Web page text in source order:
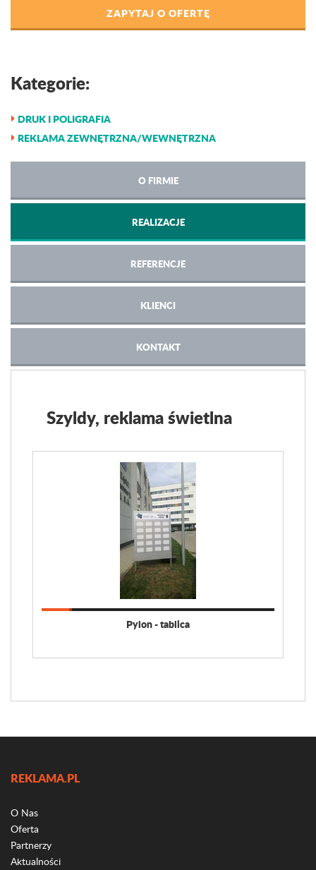
ZAPYTAJ O OFERTĘ
Kategorie:
DRUK I POLIGRAFIA
REKLAMA ZEWNĘTRZNA/WEWNĘTRZNA
O FIRMIE
REALIZACJE
REFERENCJE
KLIENCI
KONTAKT
Szyldy, reklama świetlna
Pylon - tablica
REKLAMA.PL
O Nas
Oferta
Partnerzy
Aktualności